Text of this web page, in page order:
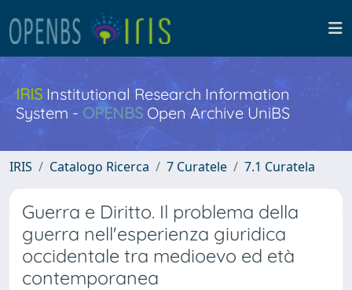
IRISInstitutional Research Information
System - OPENBS Open Archive UniBS
IRIS Catalogo Ricerca 7 Curatele 7.1 Curatela
Guerra e Diritto. Il problema della
guerra nell'esperienza giuridica
occidentale tra medioevo ed età
contemporanea